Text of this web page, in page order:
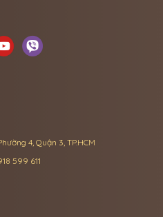
4, Quận 3, TP.HCM
599 611